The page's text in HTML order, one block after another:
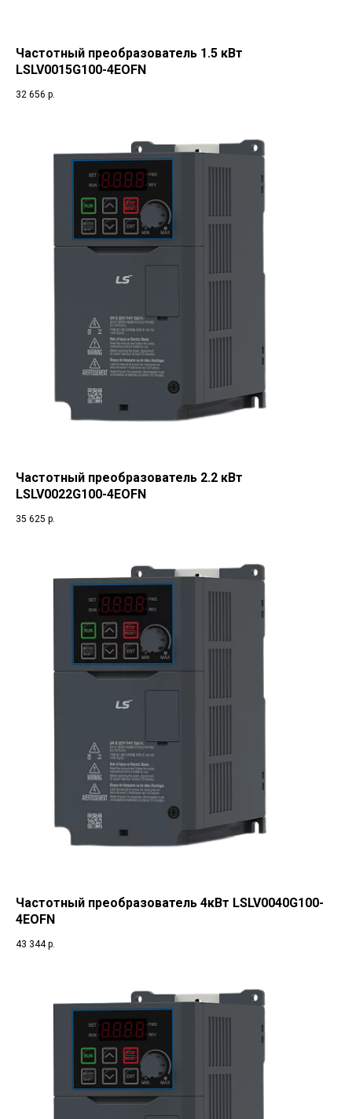
Частотный преобразователь 1.5 кВт
LSLV0015G100-4EOFN
32 656 р.
Частотный преобразователь 2.2 кВт
LSLV0022G100-4EOFN
35 625 р.
Частотный преобразователь 4кВт LSLV0040G100-
4EOFN
43 344 р.